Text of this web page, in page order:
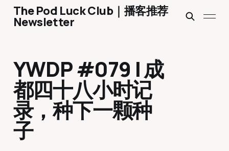
The Pod Luck Club｜播客推荐
Newsletter
YWDP #079 | 成
都四十八小时记
录，种下一颗种
子